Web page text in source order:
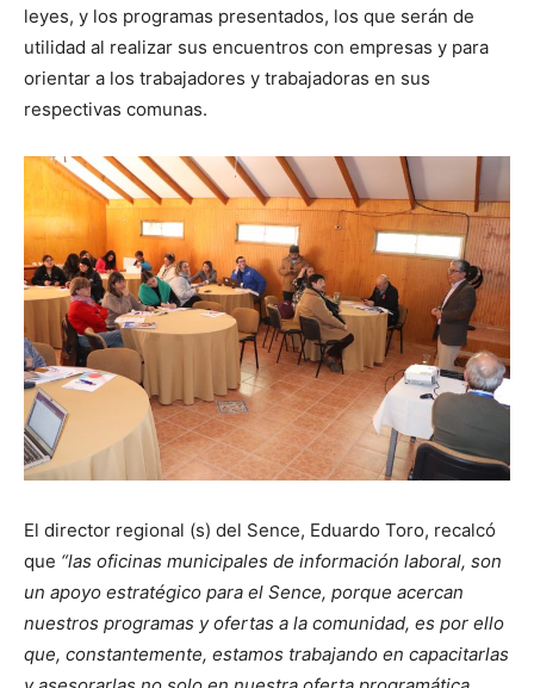
leyes, y los programas presentados, los que serán de
utilidad al realizar sus encuentros con empresas y para
orientar a los trabajadores y trabajadoras en sus
respectivas comunas.
El director regional (s) del Sence, Eduardo Toro, recalcó
que “las oficinas municipales de información laboral, son
un apoyo estratégico para el Sence, porque acercan
nuestros programas y ofertas a la comunidad, es por ello
que, constantemente, estamos trabajando en capacitarlas